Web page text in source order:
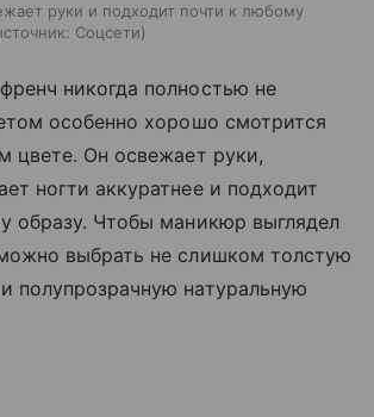
руки и подходит почти к любому
Соцсети
никогда полностью не
особенно хорошо смотрится
цвете. Он освежает руки,
ногти аккуратнее и подходит
образу. Чтобы маникюр выглядел
выбрать не слишком толстую
полупрозрачную натуральную